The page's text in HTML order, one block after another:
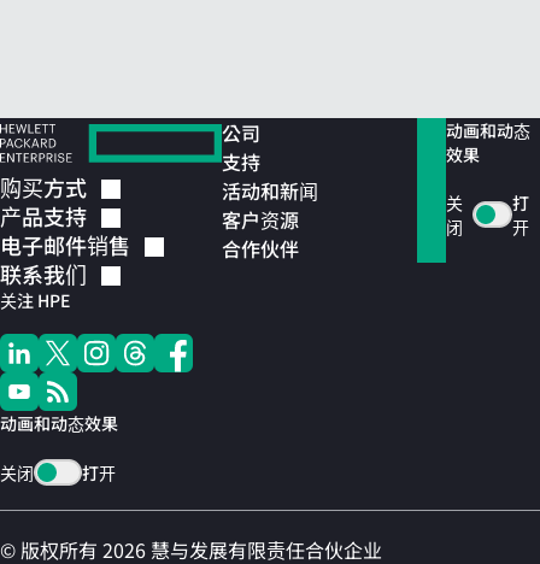
购买方式
产品支持
电子邮件销售
联系我们
关注 HPE
动画和动态效果
关闭 打开
公司
支持
活动和新闻
客户资源
合作伙伴
动画和动态
效果
关
闭
打
开
© 版权所有 2026 慧与发展有限责任合伙企业